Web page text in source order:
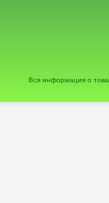
Вся информация о